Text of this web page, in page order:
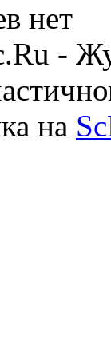
нет
-
на